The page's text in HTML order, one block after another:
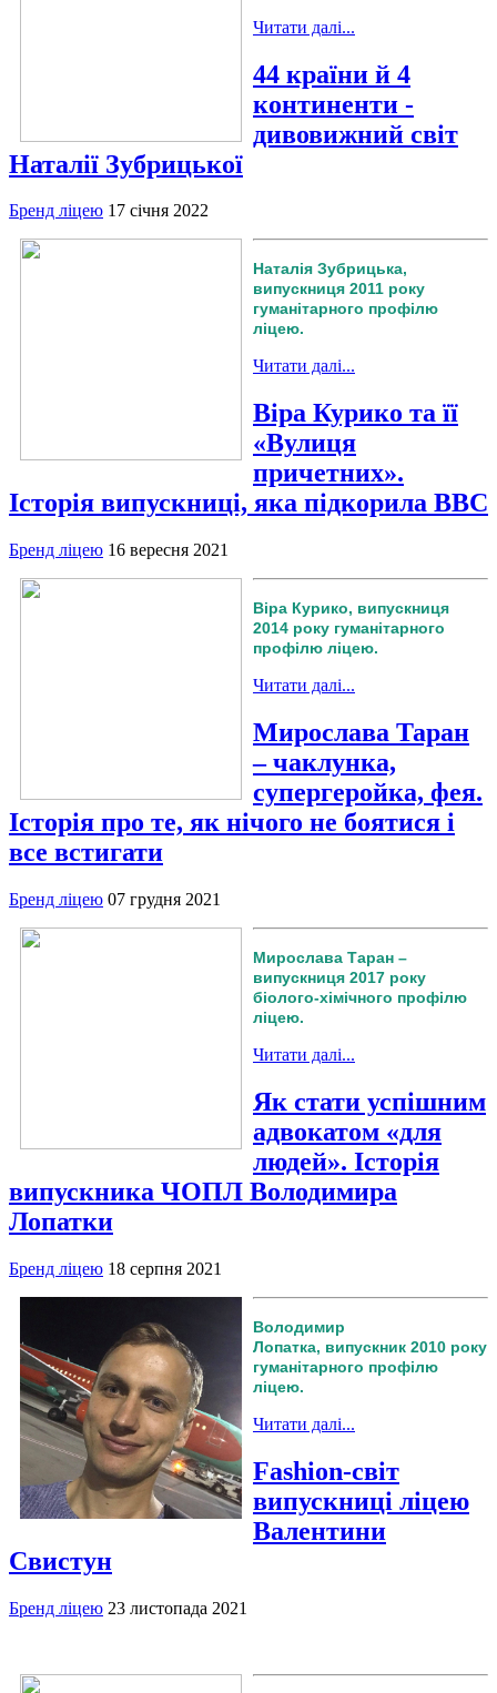
Читати далі...
44 країни й 4
континенти -
дивовижний світ
Наталії Зубрицької
Бренд ліцею 17 січня 2022
Наталія Зубрицька,
випускниця 2011 року
гуманітарного профілю
ліцею.
Читати далі...
Віра Курико та її
«Вулиця
причетних».
Історія випускниці, яка підкорила ВВС
Бренд ліцею 16 вересня 2021
Віра Курико, випускниця
2014 року гуманітарного
профілю ліцею.
Читати далі...
Мирослава Таран
– чаклунка,
супергеройка, фея.
Історія про те, як нічого не боятися і
все встигати
Бренд ліцею 07 грудня 2021
Мирослава Таран –
випускниця 2017 року
біолого-хімічного профілю
ліцею.
Читати далі...
Як стати успішним
адвокатом «для
людей». Історія
випускника ЧОПЛ Володимира
Лопатки
Бренд ліцею 18 серпня 2021
Володимир
Лопатка, випускник 2010 року
гуманітарного профілю
ліцею.
Читати далі...
Fashion-світ
випускниці ліцею
Валентини
Свистун
Бренд ліцею 23 листопада 2021